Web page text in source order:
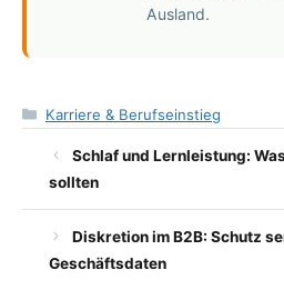
Ausland.
Kategorien
Karriere & Berufseinstieg
Schlaf und Lernleistung:
sollten
Diskretion im B2B: Schutz
Geschäftsdaten